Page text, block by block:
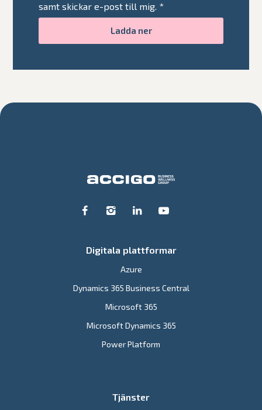
samt skickar e-post till mig. *
Digitala plattformar
Azure
Dynamics 365 Business Central
Microsoft 365
Microsoft Dynamics 365
Power Platform
Tjänster